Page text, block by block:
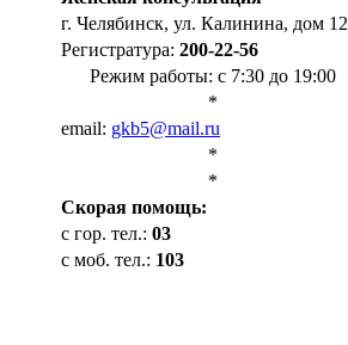
г. Челябинск, ул. Калинина, дом 12
Регистратура: 200-22-56
Режим работы: с 7:30 до 19:00
*
email: gkb5@mail.ru
*
*
Cкорая помощь:
с гор. тел.: 03
с моб. тел.: 103